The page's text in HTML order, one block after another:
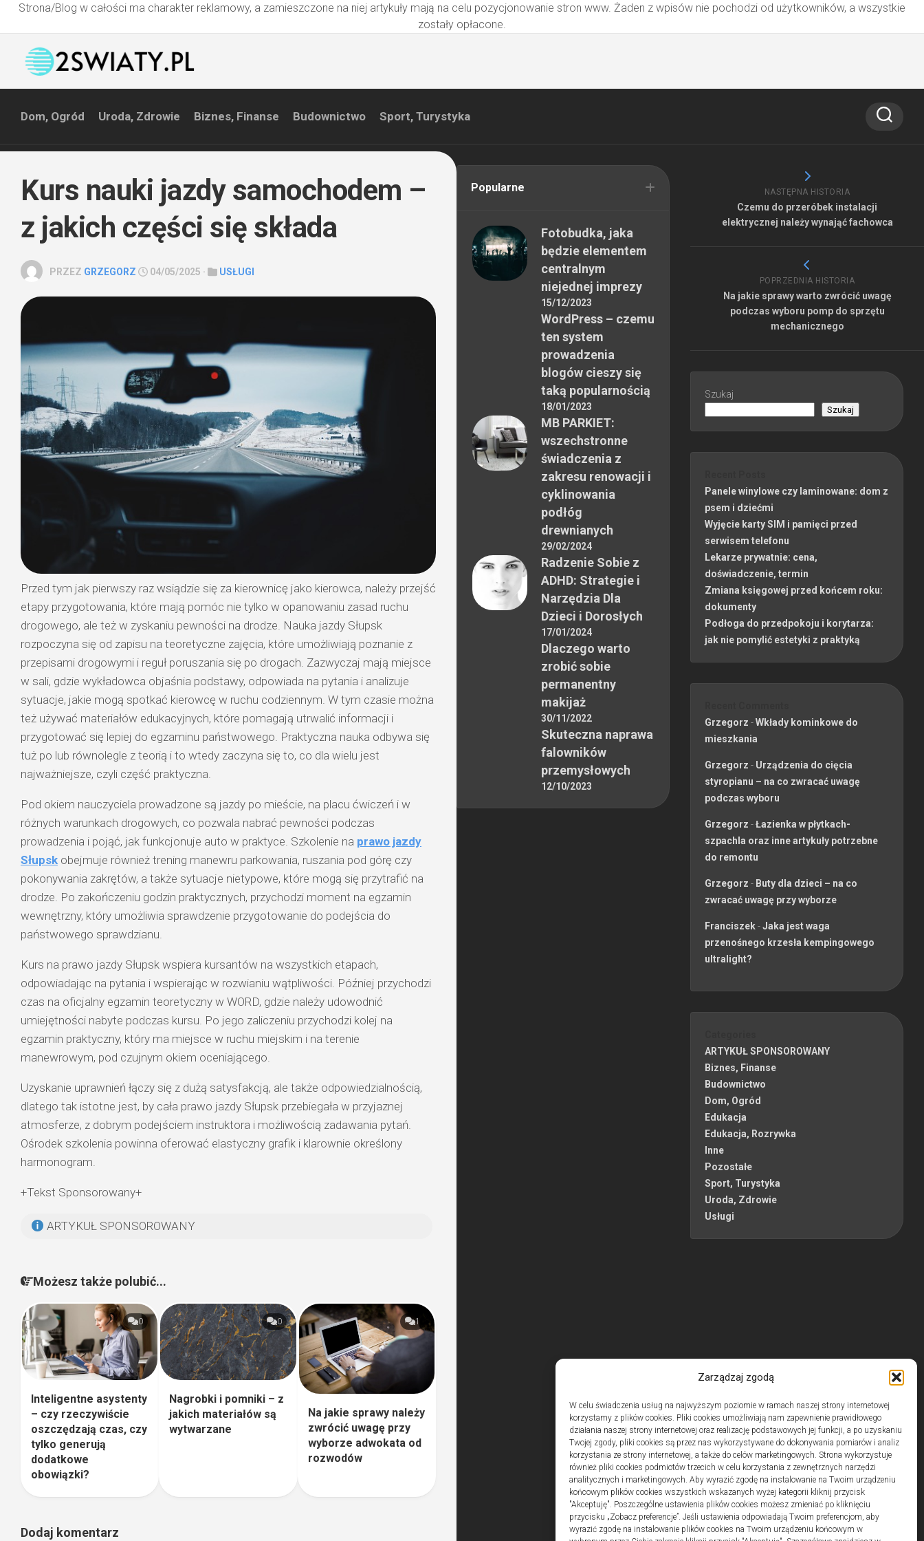
Zarządzaj zgodą
W celu świadczenia usług na najwyższym poziomie w ramach naszej strony internetowej
korzystamy z plików cookies. Pliki cookies umożliwiają nam zapewnienie prawidłowego
działania naszej strony internetowej oraz realizację podstawowych jej funkcji, a po uzyskaniu
Twojej zgody, pliki cookies są przez nas wykorzystywane do dokonywania pomiarów i analiz
korzystania ze strony internetowej, a także do celów marketingowych. Strona wykorzystuje
również pliki cookies podmiotów trzecich w celu korzystania z zewnętrznych narzędzi
analitycznych i marketingowych. Aby wyrazić zgodę na instalowanie na Twoim urządzeniu
końcowym plików cookies wszystkich wskazanych wyżej kategorii kliknij przycisk
"Akceptuję". Poszczególne ustawienia plików cookies możesz zmieniać po kliknięciu
przycisku „Zobacz preferencje”. Jeśli ustawienia odpowiadają Twoim preferencjom, aby
wyrazić zgodę na instalowanie plików cookies na Twoim urządzeniu końcowym w
Strona/Blog w całości ma charakter reklamowy, a zamieszczone na niej artykuły mają na celu pozycjonowanie stron www. Żaden z wpisów nie pochodzi od użytkowników, a wszystkie
zostały opłacone.
Dom, Ogród Uroda, Zdrowie Biznes, Finanse Budownictwo Sport, Turystyka
Kurs nauki jazdy samochodem –
z jakich części się składa
PRZEZ GRZEGORZ 04/05/2025 · USŁUGI
Przed tym jak pierwszy raz wsiądzie się za kierownicę jako kierowca, należy przejść
etapy przygotowania, które mają pomóc nie tylko w opanowaniu zasad ruchu
drogowego, ale też w zyskaniu pewności na drodze. Nauka jazdy Słupsk
rozpoczyna się od zapisu na teoretyczne zajęcia, które umożliwiają poznanie z
przepisami drogowymi i reguł poruszania się po drogach. Zazwyczaj mają miejsce
w sali, gdzie wykładowca objaśnia podstawy, odpowiada na pytania i analizuje
sytuacje, jakie mogą spotkać kierowcę w ruchu codziennym. W tym czasie można
też używać materiałów edukacyjnych, które pomagają utrwalić informacji i
przygotować się lepiej do egzaminu państwowego. Praktyczna nauka odbywa się
tuż po lub równolegle z teorią i to wtedy zaczyna się to, co dla wielu jest
najważniejsze, czyli część praktyczna.
Pod okiem nauczyciela prowadzone są jazdy po mieście, na placu ćwiczeń i w
różnych warunkach drogowych, co pozwala nabrać pewności podczas
prowadzenia i pojąć, jak funkcjonuje auto w praktyce. Szkolenie na prawo jazdy
Słupsk obejmuje również trening manewru parkowania, ruszania pod górę czy
pokonywania zakrętów, a także sytuacje nietypowe, które mogą się przytrafić na
drodze. Po zakończeniu godzin praktycznych, przychodzi moment na egzamin
wewnętrzny, który umożliwia sprawdzenie przygotowanie do podejścia do
państwowego sprawdzianu.
Kurs na prawo jazdy Słupsk wspiera kursantów na wszystkich etapach,
odpowiadając na pytania i wspierając w rozwianiu wątpliwości. Później przychodzi
czas na oficjalny egzamin teoretyczny w WORD, gdzie należy udowodnić
umiejętności nabyte podczas kursu. Po jego zaliczeniu przychodzi kolej na
egzamin praktyczny, który ma miejsce w ruchu miejskim i na terenie
manewrowym, pod czujnym okiem oceniającego.
Uzyskanie uprawnień łączy się z dużą satysfakcją, ale także odpowiedzialnością,
dlatego tak istotne jest, by cała prawo jazdy Słupsk przebiegała w przyjaznej
atmosferze, z dobrym podejściem instruktora i możliwością zadawania pytań.
Ośrodek szkolenia powinna oferować elastyczny grafik i klarownie określony
harmonogram.
+Tekst Sponsorowany+
ARTYKUŁ SPONSOROWANY
Możesz także polubić...
0
Inteligentne asystenty
– czy rzeczywiście
oszczędzają czas, czy
tylko generują
dodatkowe
obowiązki?
0
Nagrobki i pomniki – z
jakich materiałów są
wytwarzane
1
Na jakie sprawy należy
zwrócić uwagę przy
wyborze adwokata od
rozwodów
Dodaj komentarz
NASTĘPNA HISTORIA
Czemu do przeróbek instalacji
elektrycznej należy wynająć fachowca
POPRZEDNIA HISTORIA
Na jakie sprawy warto zwrócić uwagę
podczas wyboru pomp do sprzętu
mechanicznego
Szukaj
Szukaj
Panele winylowe czy laminowane: dom z
psem i dziećmi
Wyjęcie karty SIM i pamięci przed
serwisem telefonu
Lekarze prywatnie: cena,
doświadczenie, termin
Zmiana księgowej przed końcem roku:
dokumenty
Podłoga do przedpokoju i korytarza:
jak nie pomylić estetyki z praktyką
Grzegorz -Wkłady kominkowe do
mieszkania
Grzegorz - Urządzenia do cięcia
styropianu – na co zwracać uwagę
podczas wyboru
Grzegorz -Łazienka w płytkach-
szpachla oraz inne artykuły potrzebne
do remontu
Grzegorz - Buty dla dzieci – na co
zwracać uwagę przy wyborze
Franciszek-Jaka jest waga
przenośnego krzesła kempingowego
ultralight?
ARTYKUŁ SPONSOROWANY
Biznes, Finanse
Budownictwo
Dom, Ogród
Edukacja
Edukacja, Rozrywka
Inne
Pozostałe
Sport, Turystyka
Uroda, Zdrowie
Usługi
Popularne
Fotobudka, jaka
będzie elementem
centralnym
niejednej imprezy
15/12/2023
WordPress – czemu
ten system
prowadzenia
blogów cieszy się
taką popularnością
18/01/2023
MB PARKIET:
wszechstronne
świadczenia z
zakresu renowacji i
cyklinowania
podłóg
drewnianych
29/02/2024
Radzenie Sobie z
ADHD: Strategie i
Narzędzia Dla
Dzieci i Dorosłych
17/01/2024
Dlaczego warto
zrobić sobie
permanentny
makijaż
30/11/2022
Skuteczna naprawa
falowników
przemysłowych
12/10/2023